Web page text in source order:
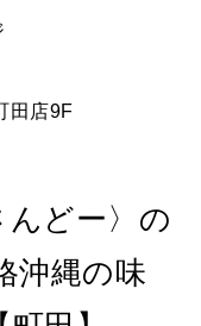
田店9F
んどー〉の
沖縄の味